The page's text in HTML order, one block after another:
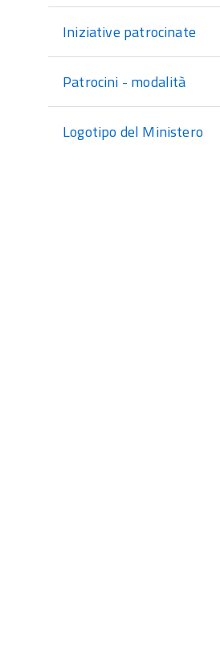
Iniziative patrocinate
Patrocini - modalità
Logotipo del Ministero